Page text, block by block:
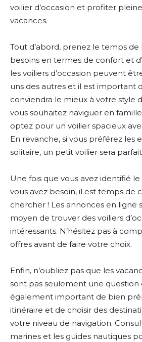
voilier d’occasion et profiter
vacances.
Tout d’abord, prenez le temps
besoins en termes de confort et
les voiliers d’occasion peuvent
uns des autres et il est important
conviendra le mieux à votre style
vous souhaitez naviguer en
optez pour un voilier spacieux
En revanche, si vous préférez les
solitaire, un petit voilier sera
Une fois que vous avez identifié
vous avez besoin, il est temps de
chercher ! Les annonces en ligne
moyen de trouver des voiliers
intéressants. N’hésitez pas à
offres avant de faire votre choix.
Enfin, n’oubliez pas que les
sont pas seulement une question
également important de bien
itinéraire et de choisir des
votre niveau de navigation.
marines et les guides nautiques